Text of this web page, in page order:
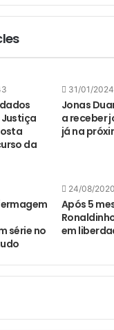
da
31/01/2024
Jonas
a receber
já na
série no
24/08/2020
Após 5
em